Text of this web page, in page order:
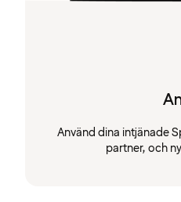
Använd dina intjänade
partner, och